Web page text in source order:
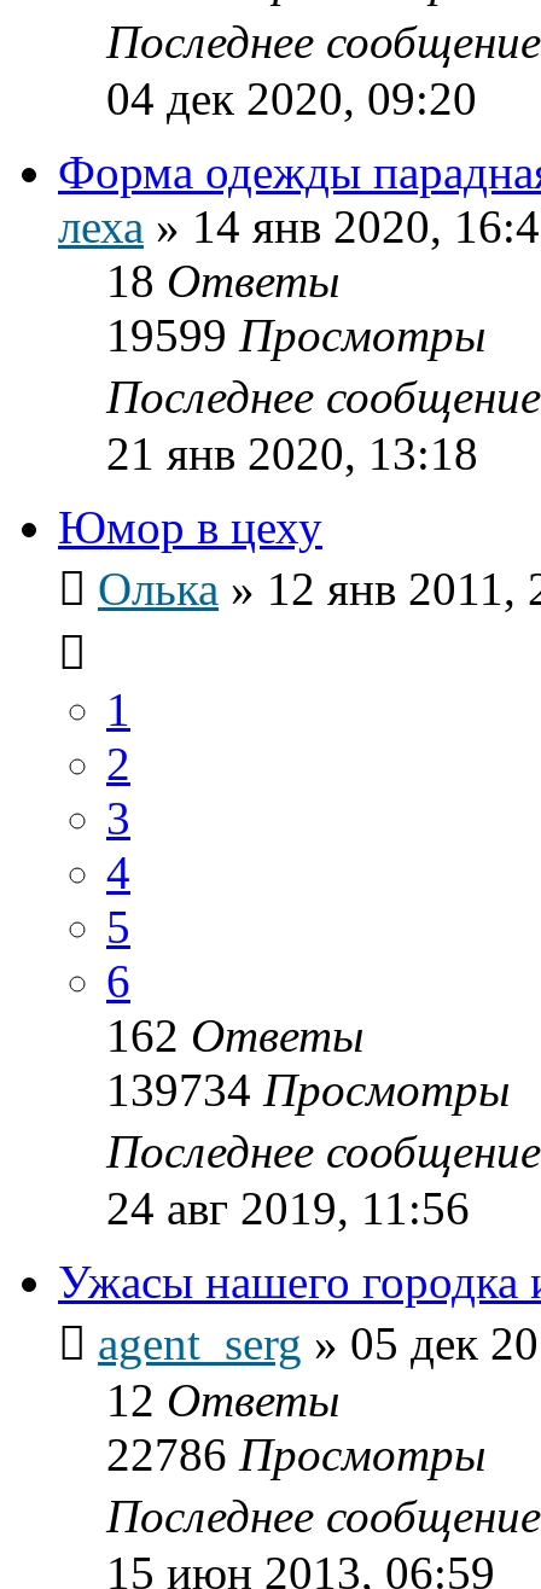
Последнее
04 дек 2020, 09:20
Форма одежды
леха » 14 янв 2020,
18 Ответы
19599 Просмотры
Последнее
21 янв 2020, 13:18
Юмор в цеху
Олька » 12 янв 2011,
1
2
3
4
5
6
162 Ответы
139734 Просмотры
Последнее
24 авг 2019, 11:56
Ужасы нашего городка
agent_serg » 05 дек
12 Ответы
22786 Просмотры
Последнее
15 июн 2013, 06:59